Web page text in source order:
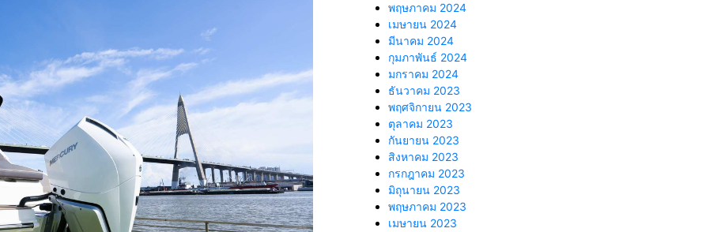
พฤษภาคม 2024
เมษายน 2024
มีนาคม 2024
กุมภาพันธ์ 2024
มกราคม 2024
ธันวาคม 2023
พฤศจิกายน 2023
ตุลาคม 2023
กันยายน 2023
สิงหาคม 2023
กรกฎาคม 2023
มิถุนายน 2023
พฤษภาคม 2023
เมษายน 2023